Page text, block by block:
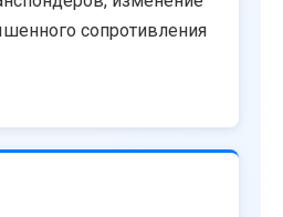
сопротивления